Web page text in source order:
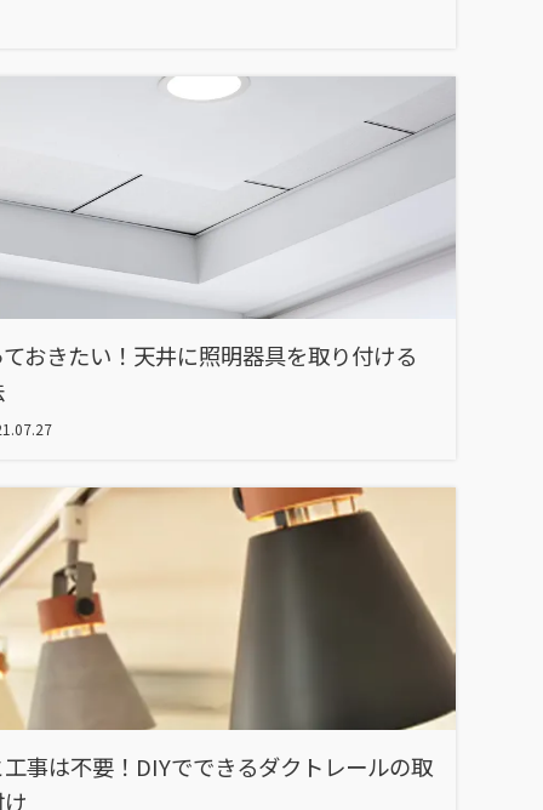
おきたい！天井に照明器具を取り付ける
事は不要！DIYでできるダクトレールの取